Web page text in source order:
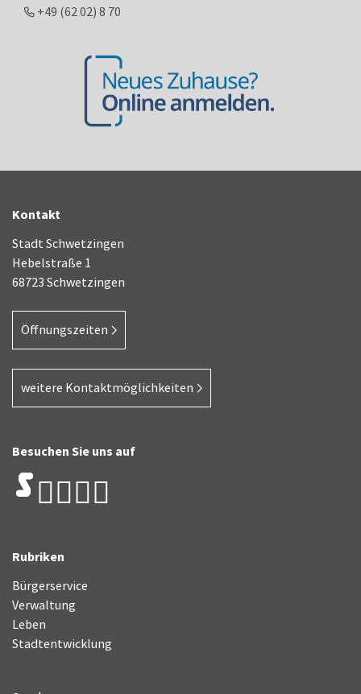
+49 (6202) 8 70
Kontakt
Stadt Schwetzingen
Hebelstraße 1
68723 Schwetzingen
Öffnungszeiten
weitere Kontaktmöglichkeiten
Besuchen Sie uns auf
Rubriken
Bürgerservice
Verwaltung
Leben
Stadtentwicklung